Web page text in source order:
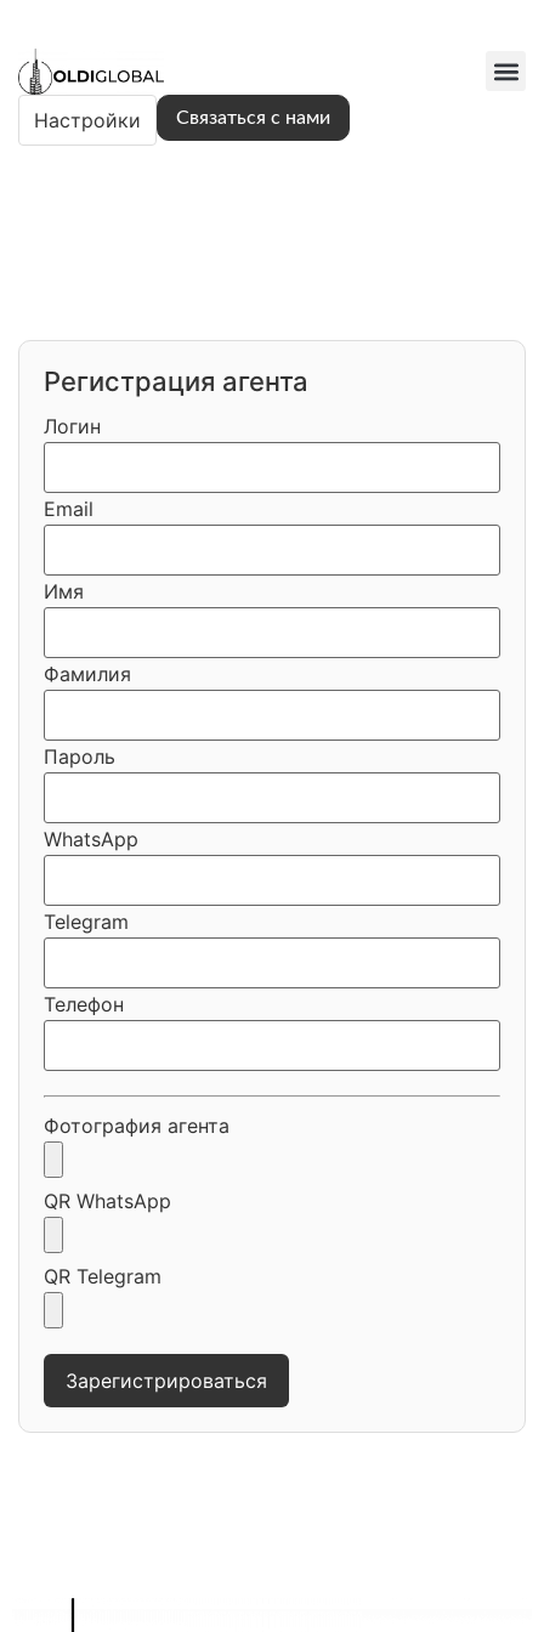
Настройки Связаться с нами
Регистрация агента
Логин
Email
Имя
Фамилия
Пароль
WhatsApp
Telegram
Телефон
Фотография агента
QR WhatsApp
QR Telegram
Зарегистрироваться